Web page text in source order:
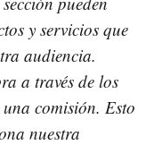
y servicios que
audiencia.
a través de los
comisión. Esto
nuestra